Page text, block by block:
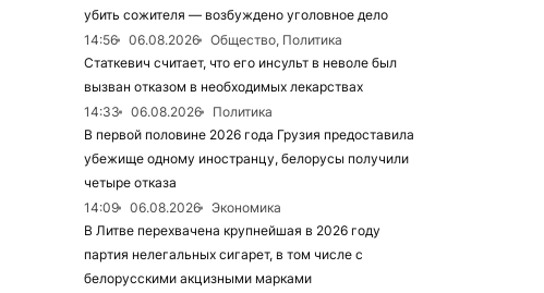
убить сожителя — возбуждено уголовное дело
14:56
06.08.2026
Общество, Политика
Статкевич считает, что его инсульт в неволе был
вызван отказом в необходимых лекарствах
14:33
06.08.2026
Политика
В первой половине 2026 года Грузия предоставила
убежище одному иностранцу, белорусы получили
четыре отказа
14:09
06.08.2026
Экономика
В Литве перехвачена крупнейшая в 2026 году
партия нелегальных сигарет, в том числе с
белорусскими акцизными марками